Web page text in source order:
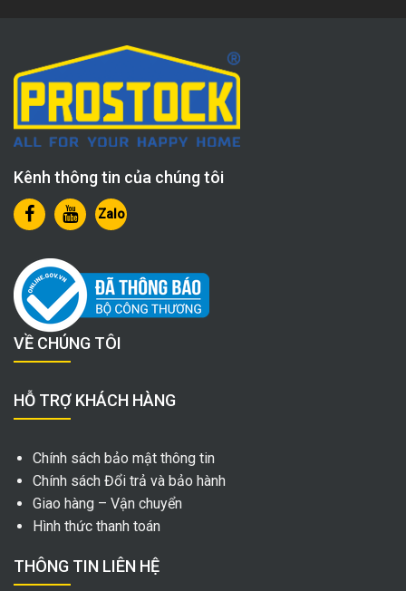
Kênh thông tin của chúng tôi
Zalo
VỀ CHÚNG TÔI
HỖ TRỢ KHÁCH HÀNG
Chính sách bảo mật thông tin
Chính sách Đổi trả và bảo hành
Giao hàng – Vận chuyển
Hình thức thanh toán
THÔNG TIN LIÊN HỆ